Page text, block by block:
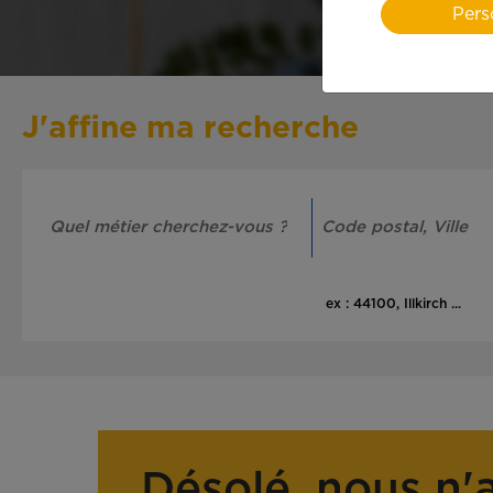
J'affine ma recherche
ex : 44100, Illkirch ...